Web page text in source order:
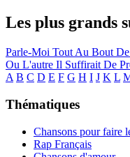
Les plus grands
Parle-Moi Tout Au Bout
Ou L'autre Il Suffirait De
A B C D E F G H I J K L
Thématiques
Chansons pour faire
Rap Français